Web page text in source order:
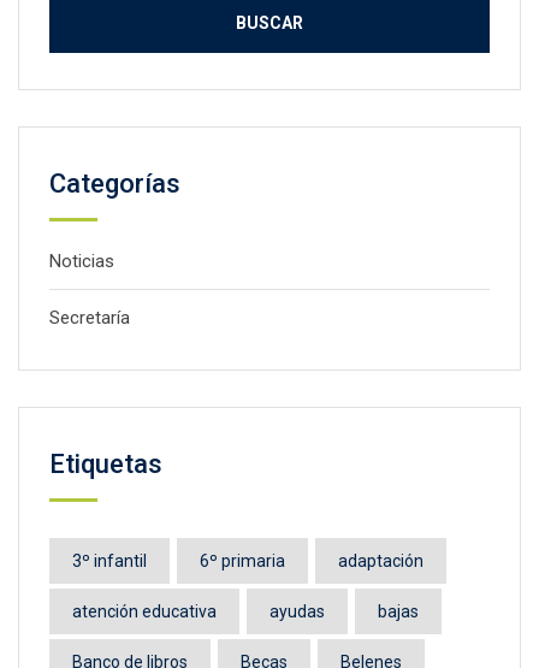
Categorías
Noticias
Secretaría
Etiquetas
3º infantil 6º primaria adaptación
atención educativa ayudas bajas
Banco de libros Becas Belenes